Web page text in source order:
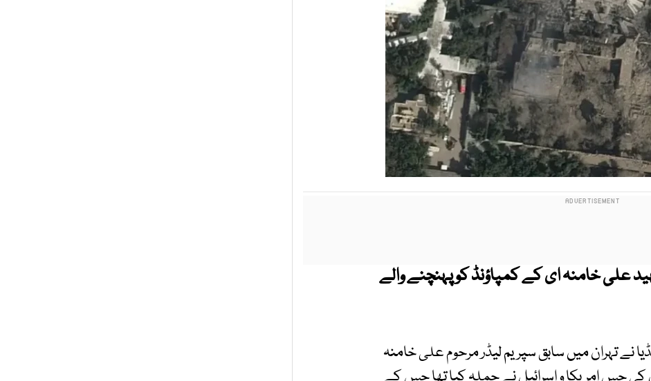
علی خامنہ ای کے کمپاؤنڈ کو پہنچنے والے
نے تہران میں سابق سپریم لیڈر مرحوم علی خامنہ